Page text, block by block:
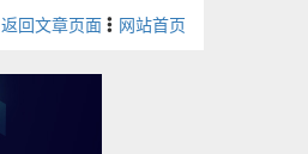
返回文章页面 网站首页